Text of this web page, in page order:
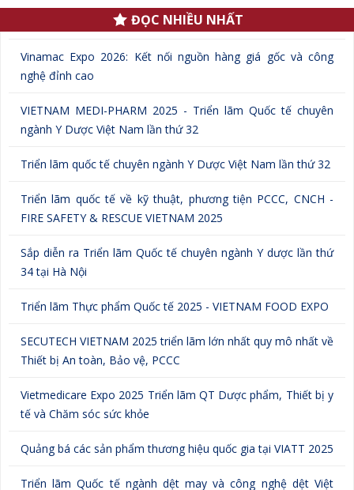
. ĐỌC NHIỀU NHẤT
Vinamac Expo 2026: Kết nối nguồn hàng giá gốc và công
nghệ đỉnh cao
VIETNAM MEDI-PHARM 2025 - Triển lãm Quốc tế chuyên
ngành Y Dược Việt Nam lần thứ 32
Triển lãm quốc tế chuyên ngành Y Dược Việt Nam lần thứ 32
Triển lãm quốc tế về kỹ thuật, phương tiện PCCC, CNCH -
FIRE SAFETY & RESCUE VIETNAM 2025
Sắp diễn ra Triển lãm Quốc tế chuyên ngành Y dược lần thứ
34 tại Hà Nội
Triển lãm Thực phẩm Quốc tế 2025 - VIETNAM FOOD EXPO
SECUTECH VIETNAM 2025 triển lãm lớn nhất quy mô nhất về
Thiết bị An toàn, Bảo vệ, PCCC
Vietmedicare Expo 2025 Triển lãm QT Dược phẩm, Thiết bị y
tế và Chăm sóc sức khỏe
Quảng bá các sản phẩm thương hiệu quốc gia tại VIATT 2025
Triển lãm Quốc tế ngành dệt may và công nghệ dệt Việt